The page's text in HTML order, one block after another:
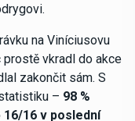
na Viníciusovu
vkradl do akce
zakončit sám. S
– 98 %
16 v poslední